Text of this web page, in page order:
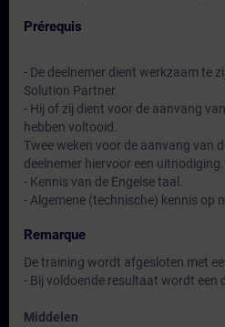
Prérequis
- De deelnemer dient werkzaam te
Solution Partner.
- Hij of zij dient voor de aanvang
hebben voltooid.
Twee weken voor de aanvang van
deelnemer hiervoor een uitnodiging.
- Kennis van de Engelse taal.
- Algemene (technische) kennis op
Remarque
De training wordt afgesloten met
- Bij voldoende resultaat wordt een
Middelen